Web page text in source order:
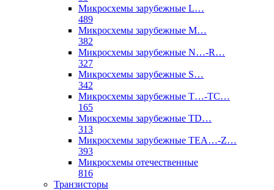
Микросхемы зарубежные L…
489
Микросхемы зарубежные M…
382
Микросхемы зарубежные N…-R…
327
Микросхемы зарубежные S…
342
Микросхемы зарубежные T…-TC…
165
Микросхемы зарубежные TD…
313
Микросхемы зарубежные TEA…-Z…
393
Микросхемы отечественные
816
Транзисторы